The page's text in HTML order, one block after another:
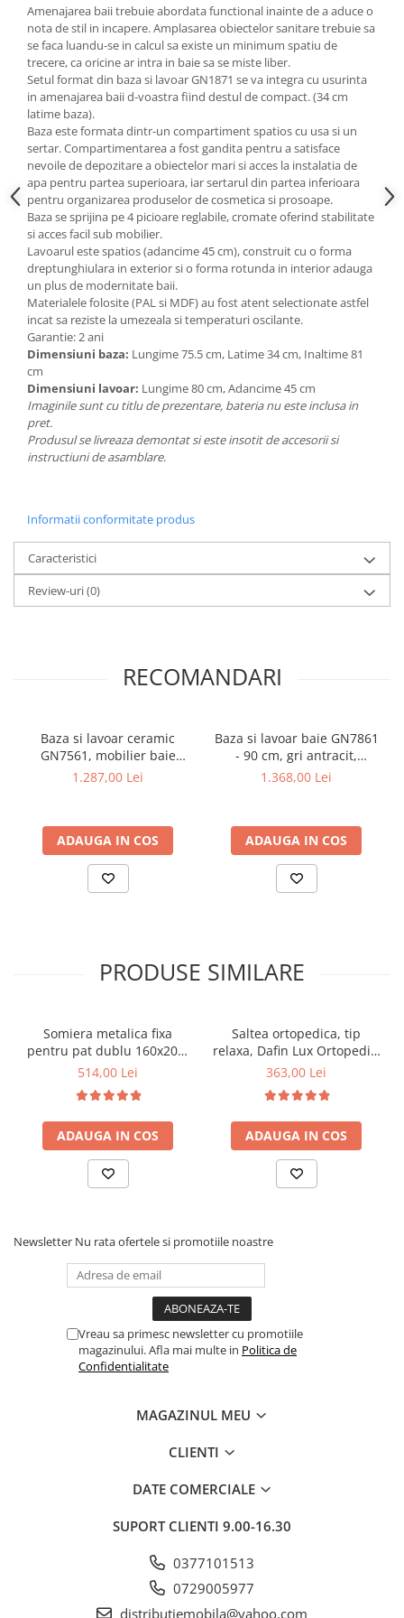
Mese gradinita
Scaune gradinita
Set mese si scaune gradinita
Mobilier copii
Mobila camera copii
Scaune birou pentru copii
Saltele patuturi copii
Paturi copii
Masa si scaune gradinita
Seturi comode living si dormitor
Amenajarea baii trebuie abordata functional inainte de a aduce o
nota de stil in incapere. Amplasarea obiectelor sanitare trebuie sa
se faca luandu-se in calcul sa existe un minimum spatiu de
trecere, ca oricine ar intra in baie sa se miste liber.
Setul format din baza si lavoar GN1871 se va integra cu usurinta
in amenajarea baii d-voastra fiind destul de compact. (34 cm
latime baza).
Baza este formata dintr-un compartiment spatios cu usa si un
sertar. Compartimentarea a fost gandita pentru a satisface
nevoile de depozitare a obiectelor mari si acces la instalatia de
apa pentru partea superioara, iar sertarul din partea inferioara
pentru organizarea produselor de cosmetica si prosoape.
Baza se sprijina pe 4 picioare reglabile, cromate oferind stabilitate
si acces facil sub mobilier.
Lavoarul este spatios (adancime 45 cm),construit cu o forma
dreptunghiulara in exterior si o forma rotunda in interior adauga
un plus de modernitate baii.
Materialele folosite (PAL si MDF) au fost atent selectionate astfel
incat sa reziste la umezeala si temperaturi oscilante.
Garantie: 2 ani
Dimensiuni baza: Lungime 75.5 cm, Latime 34 cm, Inaltime 81
cm
Dimensiuni lavoar: Lungime 80 cm, Adancime 45 cm
Imaginile sunt cu titlu de prezentare, bateria nu este inclusa in
pret.
Produsul se livreaza demontat si este insotit de accesorii si
instructiuni de asamblare.
Informatii conformitate produs
Caracteristici
Review-uri(0)
RECOMANDARI
Baza si lavoar ceramic
GN7561, mobilier baie
stativ 80 cm, front MDF, 2
1.287,00 Lei
ADAUGA IN COS
Baza si lavoar baie GN7861
- 90 cm, gri antracit,
suspendat
1.368,00 Lei
ADAUGA IN COS
PRODUSE SIMILARE
Somiera metalica fixa
pentru pat dublu 160x200,
6 picioare, 32 lamele lemn
saltea ferm, negru
514,00 Lei
ADAUGA IN COS
Saltea ortopedica, tip
relaxa, Dafin Lux Ortopedic,
90x200x21cm, fermitate
tip Bonell, fata vara-iarna,
sistem de aerisire cu
butoni, Salt Confort
363,00 Lei
ADAUGA IN COS
Newsletter Nu rata ofertele si promotiile noastre
Vreau sa primesc newsletter cu promotiile
magazinului. Afla mai multe in Politica de
Confidentialitate
MAGAZINUL MEU
CLIENTI
DATE COMERCIALE
SUPORT CLIENTI 9.00-16.30
0377101513
0729005977
distributiemobila@yahoo.com